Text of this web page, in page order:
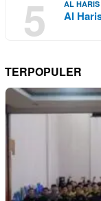
5 AL HARIS
Al
TERPOPULER